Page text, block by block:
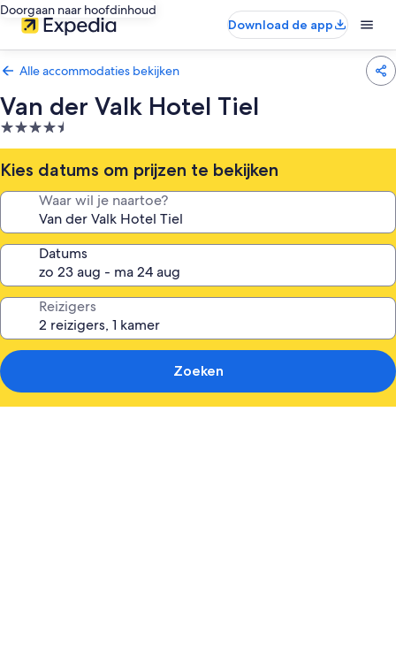
Doorgaan naar hoofdinhoud
Download de app
Alle accommodaties bekijken
Van der Valk Hotel Tiel
4.5-
sterrenaccommodatie
Kies datums om prijzen te bekijken
Waar wil je naartoe?
Datums
Reizigers
Zoeken